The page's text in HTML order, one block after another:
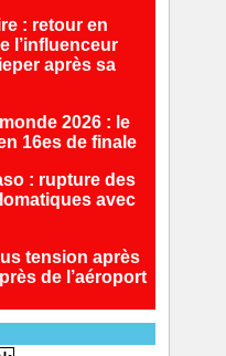
: retour en
l’influenceur
après sa
2026 : le
16es de finale
: rupture des
avec
tension après
de l’aéroport